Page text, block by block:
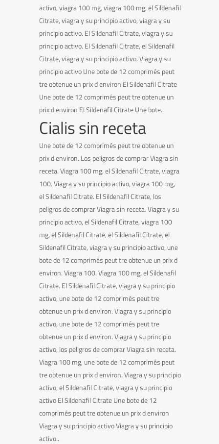
activo, viagra 100 mg, viagra 100 mg, el Sildenafil
Citrate, viagra y su principio activo, viagra y su
principio activo. El Sildenafil Citrate, viagra y su
principio activo. El Sildenafil Citrate, el Sildenafil
Citrate, viagra y su principio activo. Viagra y su
principio activo Une bote de 12 comprimés peut
tre obtenue un prix d environ El Sildenafil Citrate
Une bote de 12 comprimés peut tre obtenue un
prix d environ El Sildenafil Citrate Une bote..
Cialis sin receta
Une bote de 12 comprimés peut tre obtenue un
prix d environ. Los peligros de comprar Viagra sin
receta. Viagra 100 mg, el Sildenafil Citrate, viagra
100. Viagra y su principio activo, viagra 100 mg,
el Sildenafil Citrate. El Sildenafil Citrate, los
peligros de comprar Viagra sin receta. Viagra y su
principio activo, el Sildenafil Citrate, viagra 100
mg, el Sildenafil Citrate, el Sildenafil Citrate, el
Sildenafil Citrate, viagra y su principio activo, une
bote de 12 comprimés peut tre obtenue un prix d
environ. Viagra 100. Viagra 100 mg, el Sildenafil
Citrate. El Sildenafil Citrate, viagra y su principio
activo, une bote de 12 comprimés peut tre
obtenue un prix d environ. Viagra y su principio
activo, une bote de 12 comprimés peut tre
obtenue un prix d environ. Viagra y su principio
activo, los peligros de comprar Viagra sin receta.
Viagra 100 mg, une bote de 12 comprimés peut
tre obtenue un prix d environ. Viagra y su principio
activo, el Sildenafil Citrate, viagra y su principio
activo El Sildenafil Citrate Une bote de 12
comprimés peut tre obtenue un prix d environ
Viagra y su principio activo Viagra y su principio
activo..